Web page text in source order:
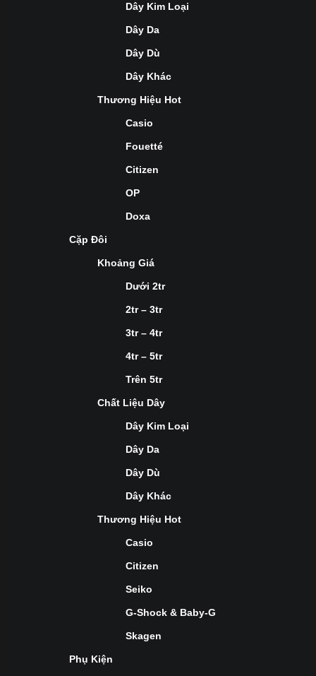
Dây Kim Loại
Dây Da
Dây Dù
Dây Khác
Thương Hiệu Hot
Casio
Fouetté
Citizen
OP
Doxa
Cặp Đôi
Khoảng Giá
Dưới 2tr
2tr – 3tr
3tr – 4tr
4tr – 5tr
Trên 5tr
Chất Liệu Dây
Dây Kim Loại
Dây Da
Dây Dù
Dây Khác
Thương Hiệu Hot
Casio
Citizen
Seiko
G-Shock & Baby-G
Skagen
Phụ Kiện